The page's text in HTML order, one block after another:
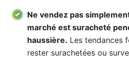
Ne vendez pas
marché est suracheté
haussière. Les tendances
rester surachetées ou